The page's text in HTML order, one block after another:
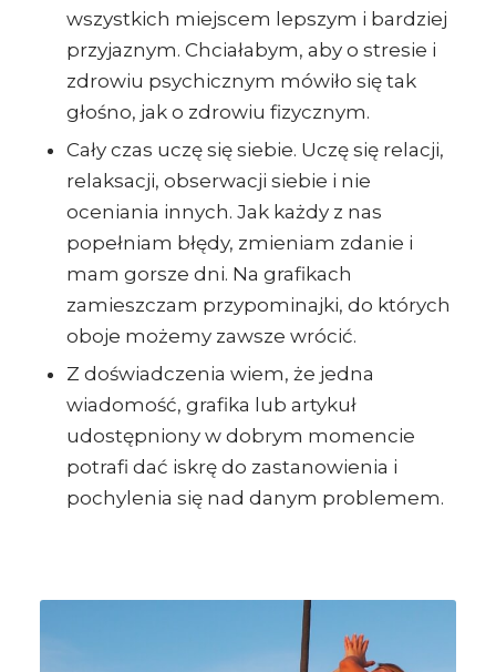
wszystkich miejscem lepszym i bardziej
przyjaznym. Chciałabym, aby o stresie i
zdrowiu psychicznym mówiło się tak
głośno, jak o zdrowiu fizycznym.
Cały czas uczę się siebie. Uczę się relacji,
relaksacji, obserwacji siebie i nie
oceniania innych. Jak każdy z nas
popełniam błędy, zmieniam zdanie i
mam gorsze dni. Na grafikach
zamieszczam przypominajki, do których
oboje możemy zawsze wrócić.
Z doświadczenia wiem, że jedna
wiadomość, grafika lub artykuł
udostępniony w dobrym momencie
potrafi dać iskrę do zastanowienia i
pochylenia się nad danym problemem.